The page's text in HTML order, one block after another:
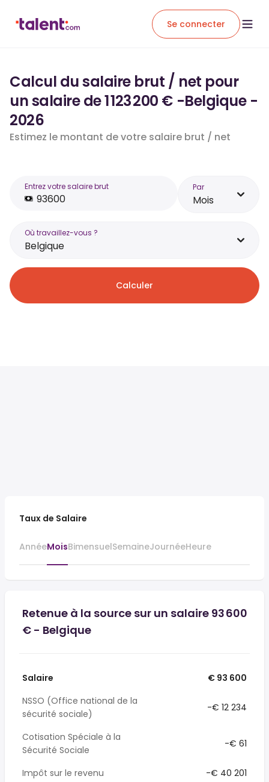
Se connecter
Calcul du salaire brut / net pour
un salaire de 1 123 200 € -Belgique -
2026
Estimez le montant de votre salaire brut / net
Entrez votre salaire brut Par
Mois
Où travaillez-vous ?
Belgique
Calculer
Taux de Salaire
AnnéeMoisBimensuelSemaineJournéeHeure
Retenue à la source sur un salaire 93 600
€ - Belgique
Salaire
€ 93 600
NSSO (Office national de la
sécurité sociale)
-€ 12 234
Cotisation Spéciale à la
Sécurité Sociale
-€ 61
Impôt sur le revenu
-€ 40 201